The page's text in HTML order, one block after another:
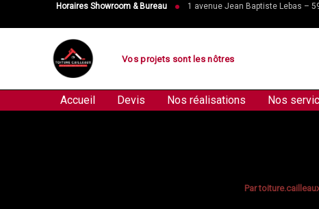
au
Horaires Showroom & Bureau 1 avenue Jean Baptiste Lebas –
Vos projets sont les nôtres
Accueil Devis Nos réalisations Nos
Par